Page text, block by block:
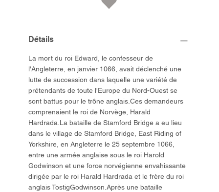
Détails
La mort du roi Edward, le confesseur de
l'Angleterre, en janvier 1066, avait déclenché une
lutte de succession dans laquelle une variété de
prétendants de toute l'Europe du Nord-Ouest se
sont battus pour le trône anglais.Ces demandeurs
comprenaient le roi de Norvège, Harald
Hardrada.La bataille de Stamford Bridge a eu lieu
dans le village de Stamford Bridge, East Riding of
Yorkshire, en Angleterre le 25 septembre 1066,
entre une armée anglaise sous le roi Harold
Godwinson et une force norvégienne envahissante
dirigée par le roi Harald Hardrada et le frère du roi
anglais TostigGodwinson.Après une bataille